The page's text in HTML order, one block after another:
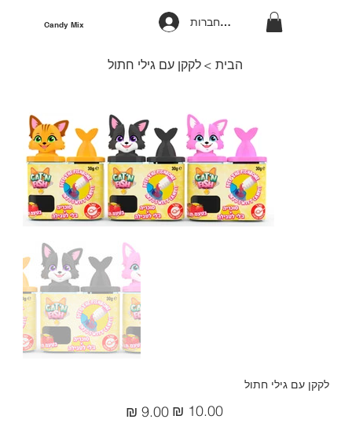
להתחברות Candy Mix
הבית > לקקן עם גילי חתול
לקקן עם גילי חתול
מקורי
מבצע